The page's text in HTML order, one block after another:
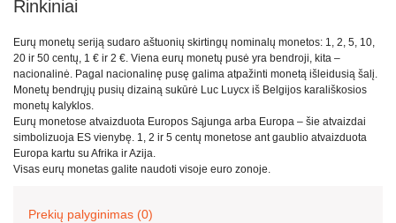
Rinkiniai
Eurų monetų seriją sudaro aštuonių skirtingų nominalų monetos: 1, 2, 5, 10,
20 ir 50 centų, 1 € ir 2 €. Viena eurų monetų pusė yra bendroji, kita –
nacionalinė. Pagal nacionalinę pusę galima atpažinti monetą išleidusią šalį.
Monetų bendrųjų pusių dizainą sukūrė Luc Luycx iš Belgijos karališkosios
monetų kalyklos.
Eurų monetose atvaizduota Europos Sąjunga arba Europa – šie atvaizdai
simbolizuoja ES vienybę. 1, 2 ir 5 centų monetose ant gaublio atvaizduota
Europa kartu su Afrika ir Azija.
Visas eurų monetas galite naudoti visoje euro zonoje.
Prekių palyginimas (0)